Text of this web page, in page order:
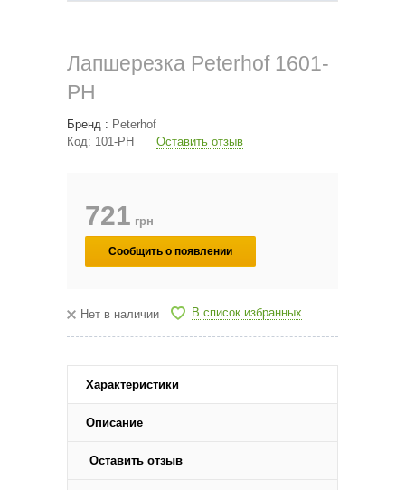
Лапшерезка Peterhof 1601-
PH
Бренд : Peterhof
Код: 101-PH Оставить отзыв
721 грн
Сообщить о появлении
Нет в наличии В список избранных
Характеристики
Описание
Оставить отзыв